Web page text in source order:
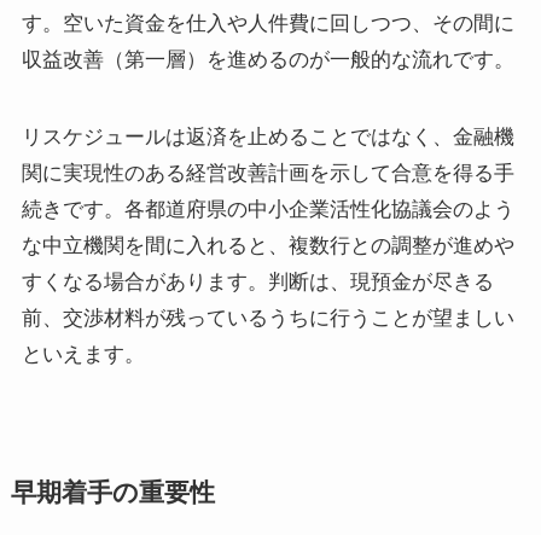
す。空いた資金を仕入や人件費に回しつつ、その間に
収益改善（第一層）を進めるのが一般的な流れです。
リスケジュールは返済を止めることではなく、金融機
関に実現性のある経営改善計画を示して合意を得る手
続きです。各都道府県の中小企業活性化協議会のよう
な中立機関を間に入れると、複数行との調整が進めや
すくなる場合があります。判断は、現預金が尽きる
前、交渉材料が残っているうちに行うことが望ましい
といえます。
早期着手の重要性